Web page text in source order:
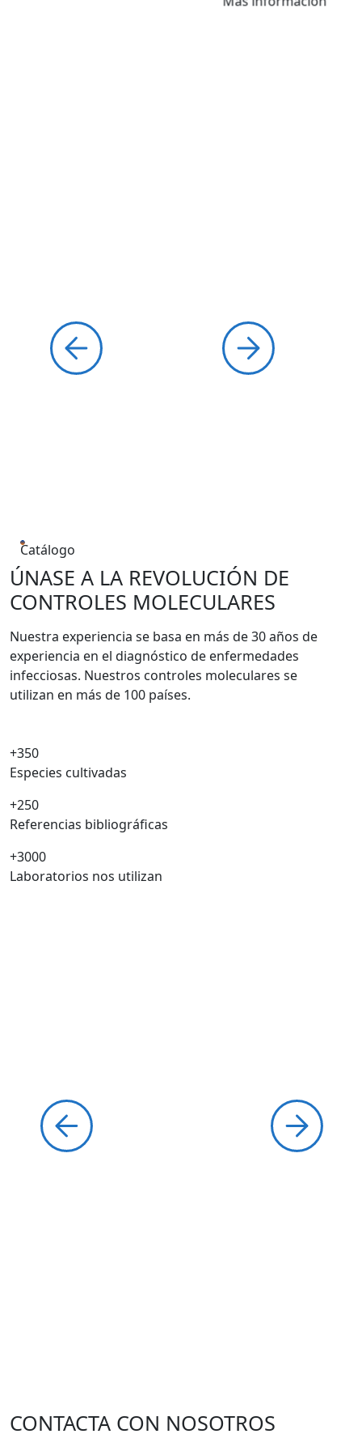
Catálogo
ÚNASE A LA REVOLUCIÓN DE
CONTROLES MOLECULARES
Nuestra experiencia se basa en más de 30 años de
experiencia en el diagnóstico de enfermedades
infecciosas. Nuestros controles moleculares se
utilizan en más de 100 países.
+350
Especies cultivadas
+250
Referencias bibliográficas
+3000
Laboratorios nos utilizan
CONTACTA CON NOSOTROS